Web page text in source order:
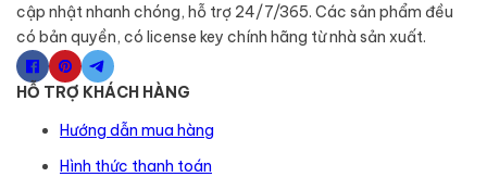
cập nhật nhanh chóng, hỗ trợ 24/7/365. Các sản phẩm đều
có bản quyền, có license key chính hãng từ nhà sản xuất.
HỖ TRỢ KHÁCH HÀNG
Hướng dẫn mua hàng
Hình thức thanh toán